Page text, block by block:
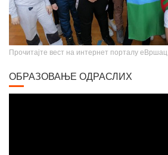
Прочитајте вест на интернет порталу еВршац
ОБРАЗОВАЊЕ ОДРАСЛИХ